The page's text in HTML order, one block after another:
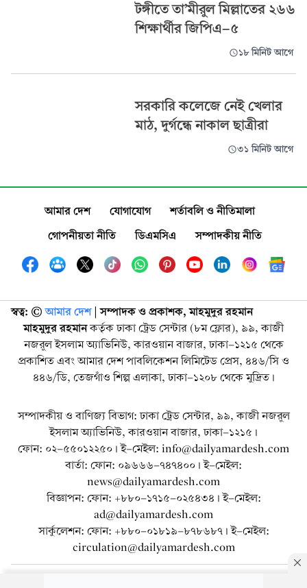
টঙ্গীতে তা’মীরুল মিল্লাতের ২৬৬
শিক্ষার্থীর জিপিএ-৫
১৮ মিনিট আগে
সরকারি কলেজে নেই খেলার
মাঠ, দুর্গন্ধে নাকাল ছাত্রীরা
৩১ মিনিট আগে
আমার দেশ যোগাযোগ
শর্তাবলি ও নীতিমালা
গোপনীয়তা নীতি
ডিএমসিএ সম্পাদকীয় নীতি
স্বত্ব: ©️ আমার দেশ| সম্পাদক ও প্রকাশক, মাহমুদুর রহমান
মাহমুদুর রহমানকর্তৃক ঢাকা ট্রেড সেন্টার (৮ম ফ্লোর), ৯৯, কাজী
নজরুল ইসলাম অ্যাভিনিউ, কারওয়ান বাজার, ঢাকা-১২১৫ থেকে
প্রকাশিত এবং আমার দেশ পাবলিকেশন লিমিটেড প্রেস, ৪৪৬/সি ও
৪৪৬/ডি, তেজগাঁও শিল্প এলাকা, ঢাকা-১২০৮ থেকে মুদ্রিত।
সম্পাদকীয় ও বাণিজ্য বিভাগ: ঢাকা ট্রেড সেন্টার, ৯৯, কাজী নজরুল
ইসলাম অ্যাভিনিউ, কারওয়ান বাজার, ঢাকা-১২১৫।
ফোন: ০২-৫৫০১২২৫০। ই-মেইল: info@dailyamardesh.com
বার্তা: ফোন: ০৯৬৬৬-৭৪৭৪০০। ই-মেইল:
news@dailyamardesh.com
বিজ্ঞাপন: ফোন: +৮৮০-১৭১৫-০২৫৪৩৪ । ই-মেইল:
ad@dailyamardesh.com
সার্কুলেশন: ফোন: +৮৮০-০১৮১৯-৮৭৮৬৮৭ । ই-মেইল:
circulation@dailyamardesh.com